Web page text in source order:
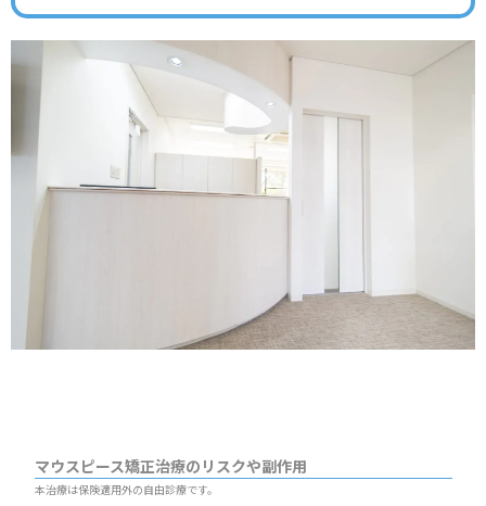
マウスピース矯正治療のリスクや副作用
本治療は保険適用外の自由診療です。